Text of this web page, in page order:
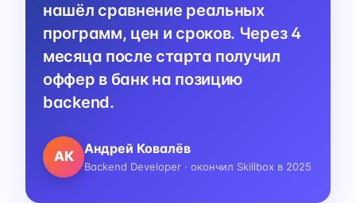
нашёл сравнение реальных
программ, цен и сроков. Через 4
месяца после старта получил
оффер в банк на позицию
backend.
АК Андрей Ковалёв
Backend Developer · окончил Skillbox в 2025